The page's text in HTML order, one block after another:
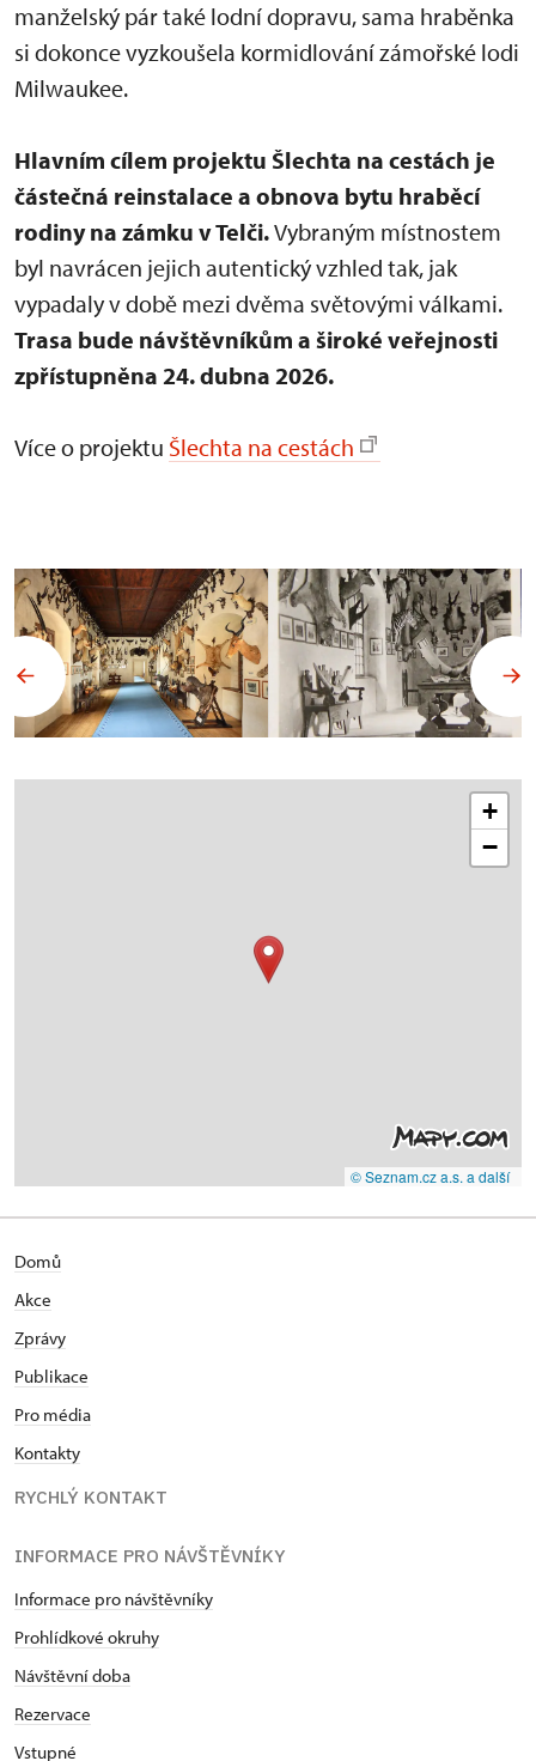
manželský pár také lodní dopravu, sama hraběnka
si dokonce vyzkoušela kormidlování zámořské lodi
Milwaukee.
Hlavním cílem projektu Šlechta na cestách je
částečná reinstalace a obnova bytu hraběcí
rodiny na zámku v Telči.Vybraným místnostem
byl navrácen jejich autentický vzhled tak, jak
vypadaly v době mezi dvěma světovými válkami.
Trasa bude návštěvníkům a široké veřejnosti
zpřístupněna 24. dubna 2026.
Více o projektu Šlechta na cestách
+
−
© Seznam.cz a.s. a další
Domů
Akce
Zprávy
Publikace
Pro média
Kontakty
RYCHLÝ KONTAKT
INFORMACE PRO NÁVŠTĚVNÍKY
Informace pro návštěvníky
Prohlídkové okruhy
Návštěvní doba
Rezervace
Vstupné